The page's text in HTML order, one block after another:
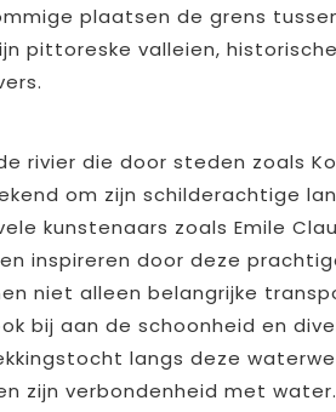
plaatsen de grens
pittoreske valleien,
rivier die door steden zoals
om zijn schilderachtige
kunstenaars zoals Emile
inspireren door deze
niet alleen belangrijke
bij aan de schoonheid en
langs deze
zijn verbondenheid met water.